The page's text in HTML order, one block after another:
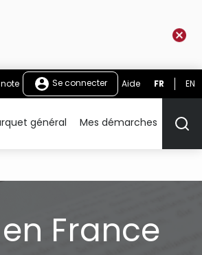
Se connecter Aide FR EN
général Mes démarches
France